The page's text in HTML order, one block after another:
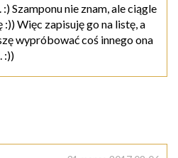
Szamponu nie znam, ale ciągle
:)) Więc zapisuję go na listę, a
wypróbować coś innego ona
:))